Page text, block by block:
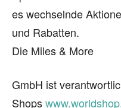
es wechselnde
und Rabatten.
Die Miles & More
GmbH ist
Shops